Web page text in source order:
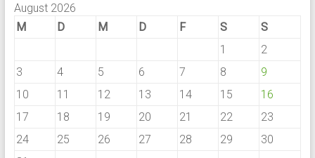
August 2026
M
D M D F S
S
1
2
3
4 5 6 7 8
9
10
11 12 13 14 15
16
17
18 19 20 21 22
23
24
25 26 27 28 29
30